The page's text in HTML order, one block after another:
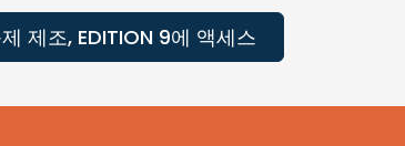
제조, EDITION 9에 액세스